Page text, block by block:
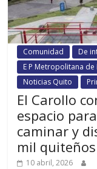
Comunidad De
E P Metropolitana
Noticias Quito
El Carollo
espacio
caminar y
mil quiteños
10 abril, 2026